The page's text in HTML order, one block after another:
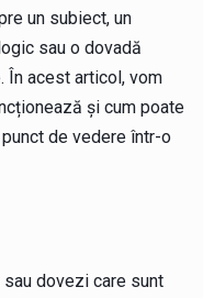
un subiect, un
sau o dovadă
În acest articol, vom
și cum poate
de vedere într-o
dovezi care sunt